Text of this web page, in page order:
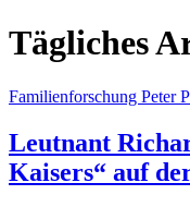
Tägliches
Familienforschung Peter
Leutnant
Kaisers“ auf